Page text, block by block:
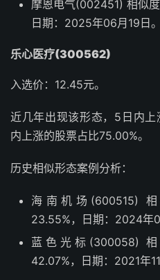
摩恩电气(002451) 相似度
日期：2025年06月19日。
乐心医疗(300562)
入选价：12.45元。
近几年出现该形态，5日内上
内上涨的股票占比75.00%。
历史相似形态案例分析：
海南机场(600515)
23.55%，日期：2024年
蓝色光标(300058)
42.07%，日期：2021年